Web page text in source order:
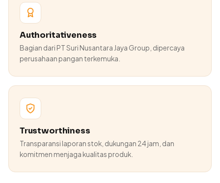
Authoritativeness
Bagian dari PT Suri Nusantara Jaya Group, dipercaya
perusahaan pangan terkemuka.
Trustworthiness
Transparansi laporan stok, dukungan 24 jam, dan
komitmen menjaga kualitas produk.